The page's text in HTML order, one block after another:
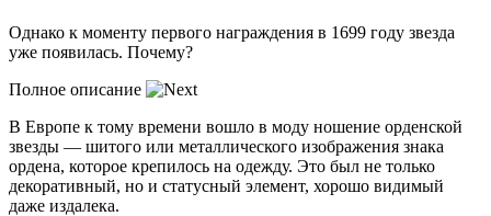
Однако к моменту первого награждения в 1699 году звезда
уже появилась. Почему?
Полное описание
В Европе к тому времени вошло в моду ношение орденской
звезды — шитого или металлического изображения знака
ордена, которое крепилось на одежду. Это был не только
декоративный, но и статусный элемент, хорошо видимый
даже издалека.